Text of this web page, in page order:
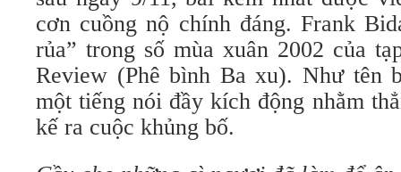
cơn cuồng nộ chính đáng. Frank
rủa” trong số mùa xuân 2002 của
Review (Phê bình Ba xu). Như tên
một tiếng nói đầy kích động nhằm
kế ra cuộc khủng bố.